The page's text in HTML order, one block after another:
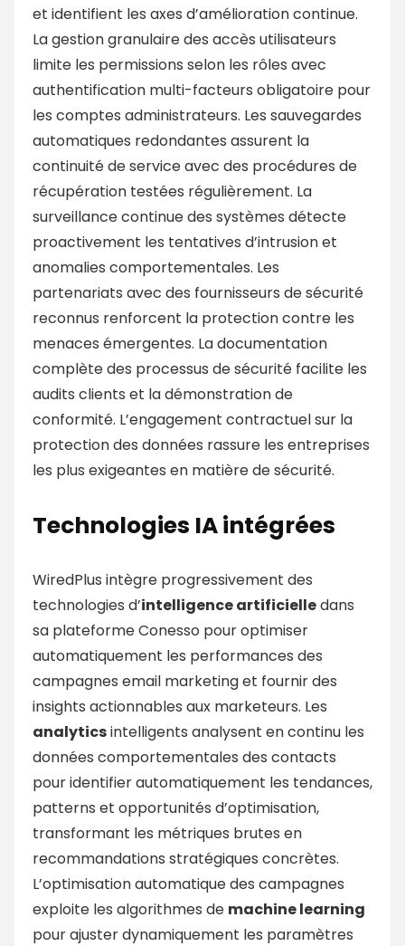
et identifient les axes d’amélioration continue.
La gestion granulaire des accès utilisateurs
limite les permissions selon les rôles avec
authentification multi-facteurs obligatoire pour
les comptes administrateurs. Les sauvegardes
automatiques redondantes assurent la
continuité de service avec des procédures de
récupération testées régulièrement. La
surveillance continue des systèmes détecte
proactivement les tentatives d’intrusion et
anomalies comportementales. Les
partenariats avec des fournisseurs de sécurité
reconnus renforcent la protection contre les
menaces émergentes. La documentation
complète des processus de sécurité facilite les
audits clients et la démonstration de
conformité. L’engagement contractuel sur la
protection des données rassure les entreprises
les plus exigeantes en matière de sécurité.
Technologies IA intégrées
WiredPlus intègre progressivement des
technologies d’intelligence artificielledans
sa plateforme Conesso pour optimiser
automatiquement les performances des
campagnes email marketing et fournir des
insights actionnables aux marketeurs. Les
analyticsintelligents analysent en continu les
données comportementales des contacts
pour identifier automatiquement les tendances,
patterns et opportunités d’optimisation,
transformant les métriques brutes en
recommandations stratégiques concrètes.
L’optimisation automatique des campagnes
exploite les algorithmes de machine learning
pour ajuster dynamiquement les paramètres